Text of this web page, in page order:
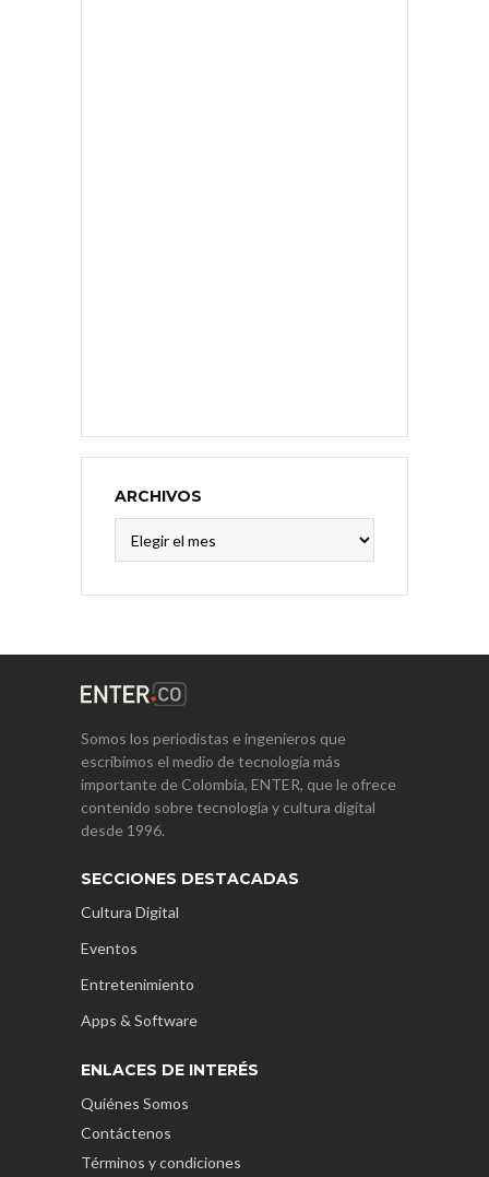
ARCHIVOS
Somos los periodistas e ingenieros que
escribimos el medio de tecnología más
importante de Colombia, ENTER, que le ofrece
contenido sobre tecnología y cultura digital
desde 1996.
SECCIONES DESTACADAS
Cultura Digital
Eventos
Entretenimiento
Apps & Software
ENLACES DE INTERÉS
Quiénes Somos
Contáctenos
Términos y condiciones